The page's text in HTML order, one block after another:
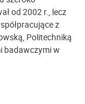
od 2002 r., lecz
z
Politechniką
badawczymi w